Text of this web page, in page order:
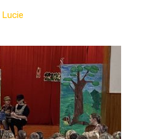
Lucie